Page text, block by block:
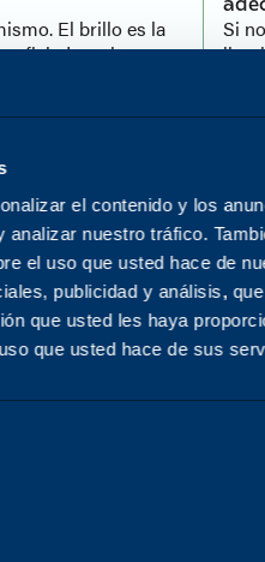
el contenido y los
nuestro tráfico.
el uso que usted hace de
publicidad y análisis,
que usted les haya
que usted hace de sus
El brillo es la
reflejada en la
Si